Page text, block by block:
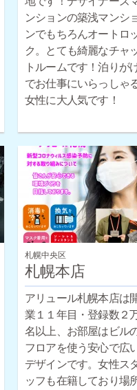
ンションの築浅マンシ
ンでもちろんオートロ
ク。とても綺麗なチャ
トルームです！泊りが
でお仕事にいらっしゃ
女性に大人気です！
札幌中央区
札幌本店
アリュール札幌本店は
業１１年目・登録数２
名以上、お部屋はビル
フロアを使う安心で広
デザインです。女性ス
ッフも在籍しており場